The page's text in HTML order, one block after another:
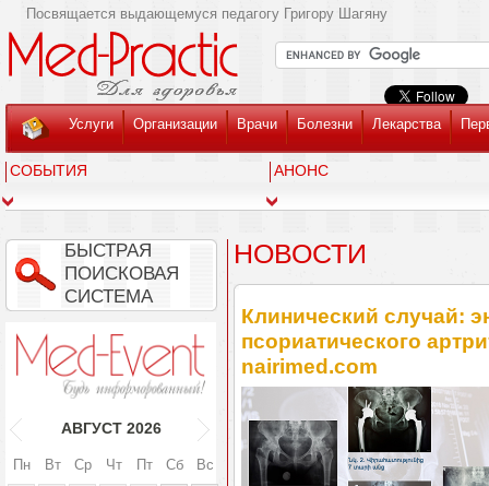
Посвящается выдающемуся педагогу Григору Шагяну
Услуги Организации Врачи Болезни Лекарства
СОБЫТИЯ АНОНС
БЫСТРАЯ
ПОИСКОВАЯ
СИСТЕМА
АВГУСТ 2026
Пн Вт Ср Чт Пт Сб
Вс
НОВОСТИ
Клинический случай:
псориатического
nairimed.com